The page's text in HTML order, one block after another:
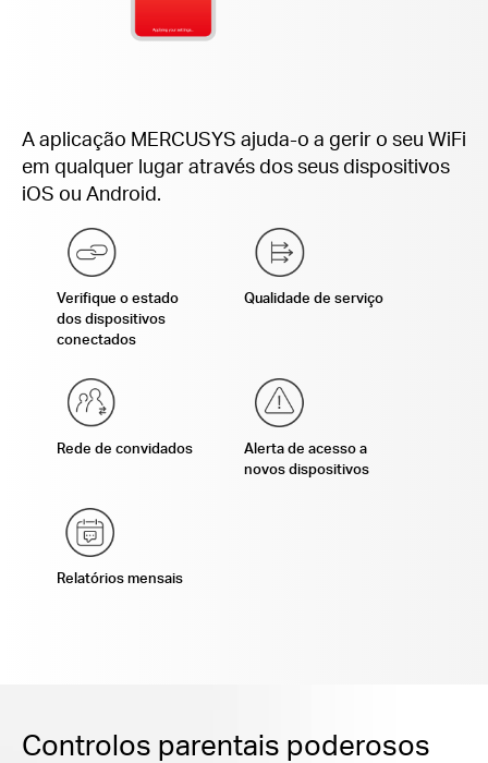
A aplicação MERCUSYS ajuda-o a gerir o seu WiFi
em qualquer lugar através dos seus dispositivos
iOS ou Android.
Verifique o estado
dos dispositivos
conectados
Qualidade de serviço
Rede de convidados
Alerta de acesso a
novos dispositivos
Relatórios mensais
Controlos parentais poderosos